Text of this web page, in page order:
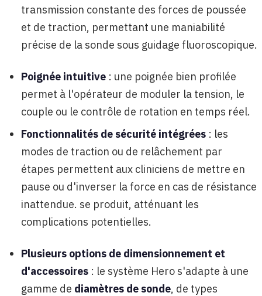
transmission constante des forces de poussée
et de traction, permettant une maniabilité
précise de la sonde sous guidage fluoroscopique.
Poignée intuitive : une poignée bien profilée
permet à l'opérateur de moduler la tension, le
couple ou le contrôle de rotation en temps réel.
Fonctionnalités de sécurité intégrées : les
modes de traction ou de relâchement par
étapes permettent aux cliniciens de mettre en
pause ou d'inverser la force en cas de résistance
inattendue. se produit, atténuant les
complications potentielles.
Plusieurs options de dimensionnement et
d'accessoires : le système Hero s'adapte à une
gamme de diamètres de sonde, de types